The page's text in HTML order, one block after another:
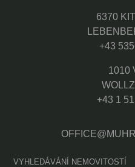
6370
+43
1010
+43 1
VYHLEDÁVÁNÍ NEMOVITOSTÍ